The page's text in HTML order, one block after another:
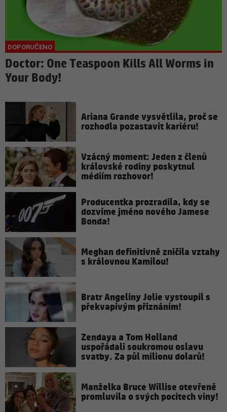
Doctor: One Teaspoon Kills All Worms in
Your Body!
Ariana Grande vysvětlila, proč se
rozhodla pozastavit kariéru!
Vzácný moment: Jeden z členů
královské rodiny poskytnul
médiím rozhovor!
Producentka prozradila, kdy se
dozvíme jméno nového Jamese
Bonda!
Meghan definitivně zničila vztahy
s královnou Kamilou!
Bratr Angeliny Jolie vystoupil s
překvapivým přiznáním!
Zendaya a Tom Holland
uspořádali soukromou oslavu
svatby. Za půl milionu dolarů!
Manželka Bruce Willise otevřeně
promluvila o svých pocitech viny!